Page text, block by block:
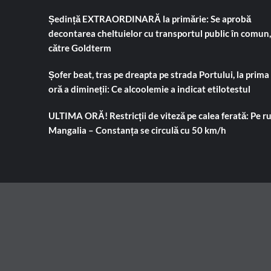
Ședință EXTRAORDINARĂ la primărie: Se aprobă
decontarea cheltuielor cu transportul public în comun,
către Goldterm
Șofer beat, tras pe dreapta pe strada Portului, la prima
oră a dimineții: Ce alcoolemie a indicat etilotestul
ULTIMA ORĂ! Restricții de viteză pe calea ferată: Pe
Mangalia – Constanța se circulă cu 50 km/h